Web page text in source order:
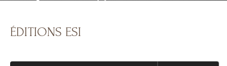
ÉDITIONS ESI